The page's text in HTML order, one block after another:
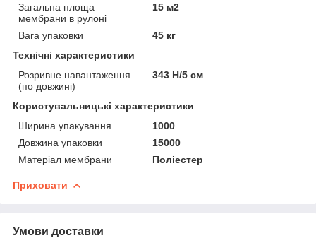
Загальна площа
мембрани в рулоні
15 м2
Вага упаковки
45 кг
Технічні характеристики
Розривне навантаження
(по довжині)
343 Н/5 см
Користувальницькі характеристики
Ширина упакування
1000
Довжина упаковки
15000
Матеріал мембрани
Поліестер
Приховати
Умови доставки